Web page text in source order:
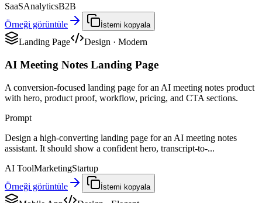
SaaSAnalyticsB2B
Örneği görüntüle
İstemi kopyala
Landing Page Design · Modern
AI Meeting Notes Landing Page
A conversion-focused landing page for an AI meeting notes product
with hero, product proof, workflow, pricing, and CTA sections.
Prompt
Design a high-converting landing page for an AI meeting notes
assistant. It should show a confident hero, transcript-to-...
AI ToolMarketingStartup
Örneği görüntüle
İstemi kopyala